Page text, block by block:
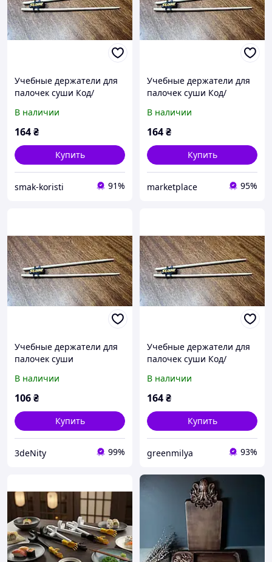
Учебные держатели для
палочек суши Код/
В наличии
164₴
Купить
smak-koristi 91%
Учебные держатели для
палочек суши Код/
В наличии
164₴
Купить
marketplace 95%
Учебные держатели для
палочек суши
В наличии
106₴
Купить
3deNity 99%
Учебные держатели для
палочек суши Код/
В наличии
164₴
Купить
greenmilya 93%